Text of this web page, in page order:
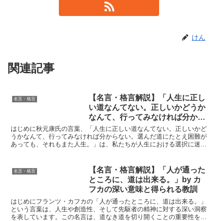
けん
関連記事
名言・格言
【名言・格言解説】「人生に正し
い道なんてない。正しいかどうか
なんて、行ってみなければ分から
ない。選んだ道にたとえ困難があ
っても、それもまた人生。」by
秋元康の深い意味と得られる教訓
はじめに秋元康氏の言葉、「人生に正しい道なんてない。正しいかど
うかなんて、行ってみなければ分からない。選んだ道にたとえ困難が
あっても、それもまた人生。」は、私たちが人生における選択に迷っ
名言・格言
【名言・格言解説】「人が通った
ところに、道は出来る。」by カ
フカの深い意味と得られる教訓
はじめにフランツ・カフカの「人が通ったところに、道は出来る。」
という言葉は、人生や創造性、そして先駆者の精神に対する深い洞察
を表しています。この名言は、道なき道を切り開くことの重要性を示